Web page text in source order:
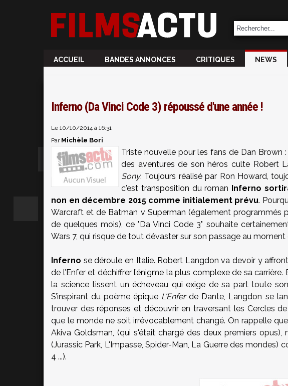
ACCUEIL BANDES ANNONCES CRITIQUES NEWS
Inferno (Da Vinci Code 3) répoussé d'une année !
Le 10/10/2014 à 16:31
Par Michèle Bori
Triste nouvelle pour les fans de Dan Brown
des aventures de son héros culte Robert
Sony. Toujours réalisé par Ron Howard,
c'est transposition du roman Inferno
non en décembre 2015 comme initialement prévu.
Warcraft et de Batman v Superman (également programmés
de quelques mois), ce "Da Vinci Code 3" souhaite
Wars 7, qui risque de tout dévaster sur son passage au moment
Inferno se déroule en Italie. Robert Langdon va devoir y
de l’Enfer et déchiffrer l’énigme la plus complexe de sa
la science tissent un écheveau qui exige de sa part toute
S’inspirant du poème épique L'Enferde Dante, Langdon se
trouver des réponses et découvrir en traversant les Cercles
que le monde ne soit irrévocablement changé. On rappelle
Akiva Goldsman, (qui s'était chargé des deux premiers
(Jurassic Park, L'Impasse, Spider-Man, La Guerre des mondes)
4 ...).